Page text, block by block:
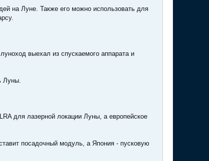
на Луне. Также его можно использовать для
выехал из спускаемого аппарата и
Луны.
для лазерной локации Луны, а европейское
посадочный модуль, а Япония - пусковую